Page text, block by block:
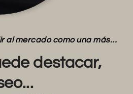
al mercado como una más…
destacar,